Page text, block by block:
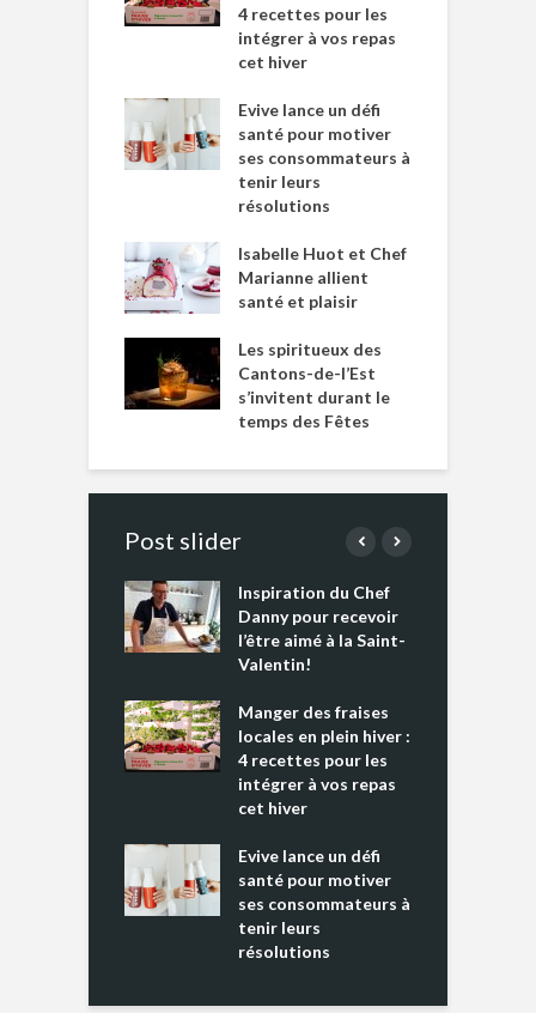
4 recettes pour les
intégrer à vos repas
cet hiver
Evive lance un défi
santé pour motiver
ses consommateurs à
tenir leurs
résolutions
Isabelle Huot et Chef
Marianne allient
santé et plaisir
Les spiritueux des
Cantons-de-l’Est
s’invitent durant le
temps des Fêtes
Post slider
Inspiration du Chef
Danny pour recevoir
l’être aimé à la Saint-
Valentin!
Manger des fraises
locales en plein hiver :
4 recettes pour les
intégrer à vos repas
cet hiver
Evive lance un défi
santé pour motiver
ses consommateurs à
tenir leurs
résolutions